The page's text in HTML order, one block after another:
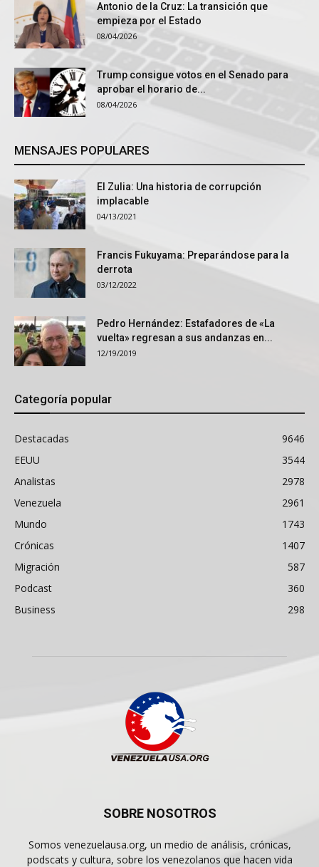
Antonio de la Cruz: La transición que
empieza por el Estado
08/04/2026
Trump consigue votos en el Senado para
aprobar el horario de...
08/04/2026
MENSAJES POPULARES
El Zulia: Una historia de corrupción
implacable
04/13/2021
Francis Fukuyama: Preparándose para la
derrota
03/12/2022
Pedro Hernández: Estafadores de «La
vuelta» regresan a sus andanzas en...
12/19/2019
Categoría popular
Destacadas
9646
EEUU
3544
Analistas
2978
Venezuela
2961
Mundo
1743
Crónicas
1407
Migración
587
Podcast
360
Business
298
SOBRE NOSOTROS
Somos venezuelausa.org, un medio de análisis, crónicas,
podscats y cultura, sobre los venezolanos que hacen vida